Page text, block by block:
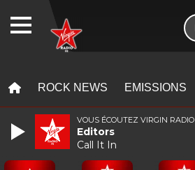
ROCK NEWS EMISSIONS
VOUS ÉCOUTEZ VIRGIN RADIO
Editors
Call It In
WEBRADIO